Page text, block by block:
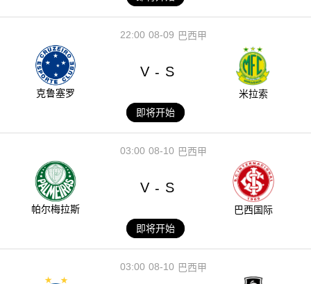
08-09
22:00 巴西甲
克鲁塞罗
V - S
米拉索
即将开始
08-10
03:00 巴西甲
帕尔梅拉斯
V - S
巴西国际
即将开始
08-10
03:00 巴西甲